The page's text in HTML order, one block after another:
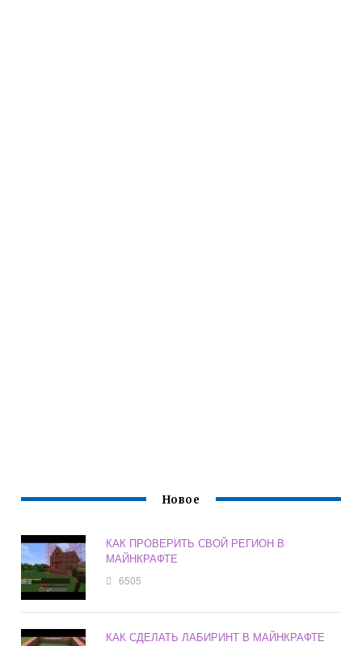
Новое
КАК ПРОВЕРИТЬ СВОЙ РЕГИОН В
МАЙНКРАФТЕ
6505
КАК СДЕЛАТЬ ЛАБИРИНТ В МАЙНКРАФТЕ